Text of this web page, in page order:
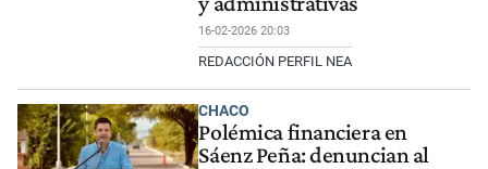
16-02-2026 20:03
REDACCIÓN PERFIL NEA
CHACO
Polémica financiera en
Sáenz Peña: denuncian al